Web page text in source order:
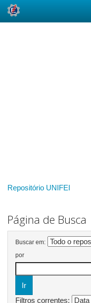
Repositório UNIFEI
Página de Busca
Buscar em:
por
Filtros correntes: